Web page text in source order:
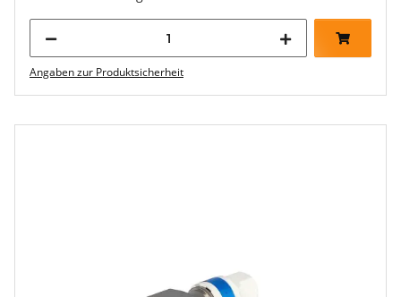
Angaben zur Produktsicherheit